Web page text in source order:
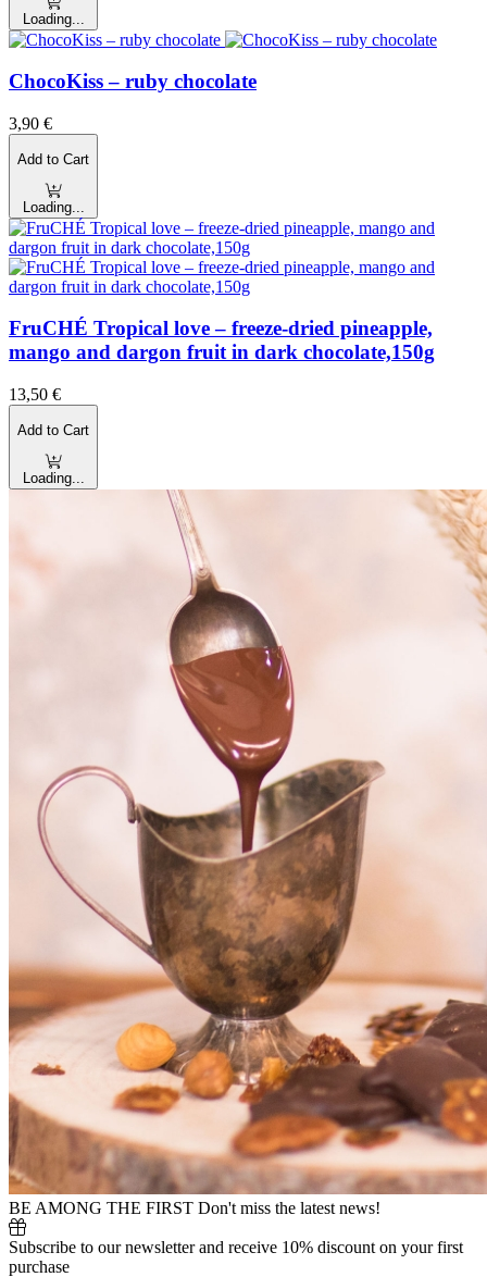
Loading...
ChocoKiss – ruby chocolate
3,90 €
Add to Cart
Loading...
FruCHÉ Tropical love – freeze-dried pineapple,
mango and dargon fruit in dark chocolate,150g
13,50 €
Add to Cart
Loading...
BE AMONG THE FIRST Don't miss the latest news!
Subscribe to our newsletter and receive 10% discount on your first
purchase